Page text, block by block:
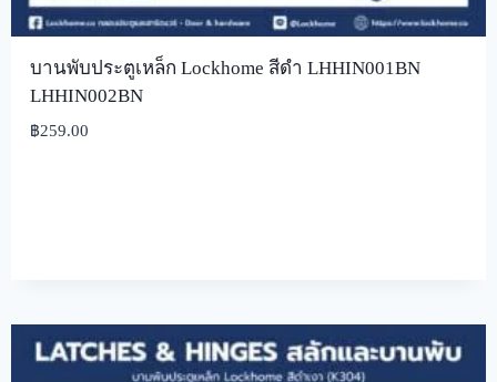
บานพับประตูเหล็ก Lockhome สีดำ LHHIN001BN
LHHIN002BN
฿259.00